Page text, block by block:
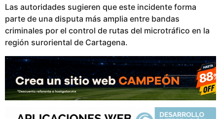
Las autoridades sugieren que este incidente forma
parte de una disputa más amplia entre bandas
criminales por el control de rutas del microtráfico en la
región suroriental de Cartagena.